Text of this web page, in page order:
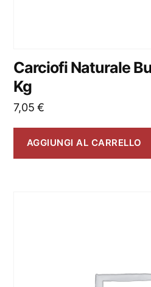
Carciofi Naturale
Kg
7,05€
AGGIUNGI AL CARRELLO